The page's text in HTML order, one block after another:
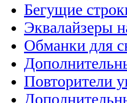
Бегущие
Эквалайзеры
Обманки для
Повторители